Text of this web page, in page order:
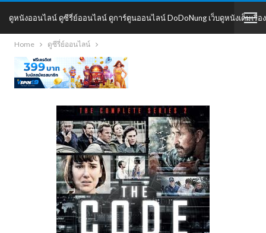
ดูหนังออนไลน์ ดูซีรี่ย์ออนไลน์ ดูการ์ตูนออนไลน์ DoDoNung เว็บดูหนังเต็มเรื่อง
DoDoNung
Home ดูซีรี่ย์ออนไลน์